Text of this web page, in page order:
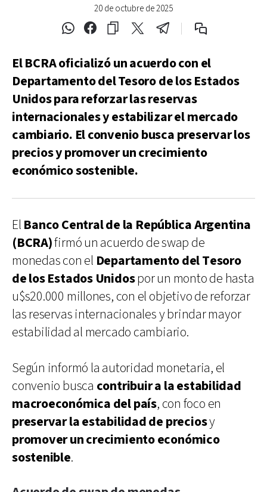
20 de octubre de 2025
El BCRA oficializó un acuerdo con el
Departamento del Tesoro de los Estados
Unidos para reforzar las reservas
internacionales y estabilizar el mercado
cambiario. El convenio busca preservar los
precios y promover un crecimiento
económico sostenible.
El Banco Central de la República Argentina
(BCRA)firmó un acuerdo de swap de
monedas con el Departamento del Tesoro
de los Estados Unidospor un monto de hasta
u$s20.000 millones, con el objetivo de reforzar
las reservas internacionales y brindar mayor
estabilidad al mercado cambiario.
Según informó la autoridad monetaria, el
convenio busca contribuir a la estabilidad
macroeconómica del país, con foco en
preservar la estabilidad de preciosy
promover un crecimiento económico
sostenible.